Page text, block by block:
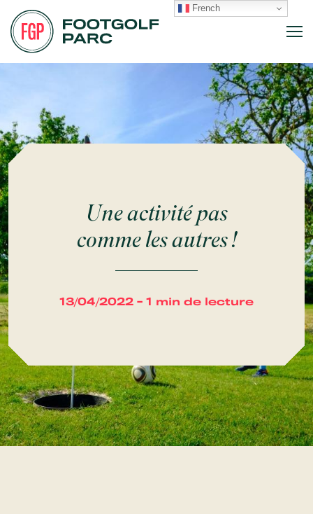
Une activité pas
comme les autres !
13/04/2022 - 1 min de lecture
French